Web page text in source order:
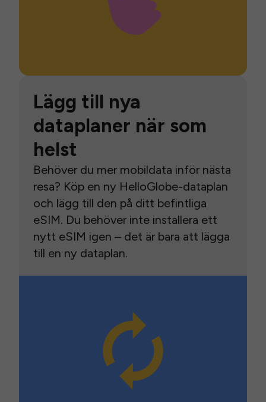
Lägg till nya
dataplaner när som
helst
Behöver du mer mobildata inför nästa
resa? Köp en ny HelloGlobe-dataplan
och lägg till den på ditt befintliga
eSIM. Du behöver inte installera ett
nytt eSIM igen – det är bara att lägga
till en ny dataplan.